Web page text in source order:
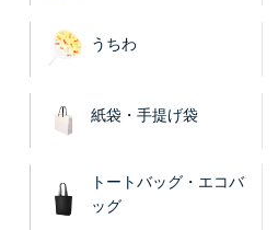
うちわ
紙袋・手提げ袋
トートバッグ・エコバ
ッグ